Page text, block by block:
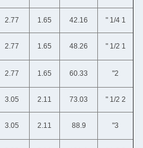
42.16
1.65
2.77
2.77
48.26
1.65
2.77
2.77
60.33
1.65
2.77
2.77
73.03
2.11
3.05
3.05
88.9
2.11
3.05
3.05